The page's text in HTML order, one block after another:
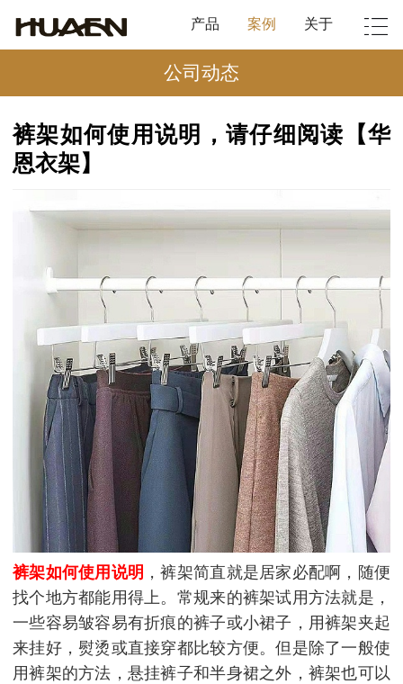
产品 案例 关于
公司动态
裤架如何使用说明，请仔细阅读【华
恩衣架】
裤架如何使用说明 ，裤架简直就是居家必配啊，随便
找个地方都能用得上。常规来的裤架试用方法就是，
一些容易皱容易有折痕的裤子或小裙子，用裤架夹起
来挂好，熨烫或直接穿都比较方便。但是除了一般使
用裤架的方法，悬挂裤子和半身裙之外，裤架也可以